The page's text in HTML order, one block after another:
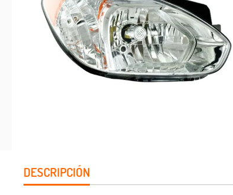
DESCRIPCIÓN